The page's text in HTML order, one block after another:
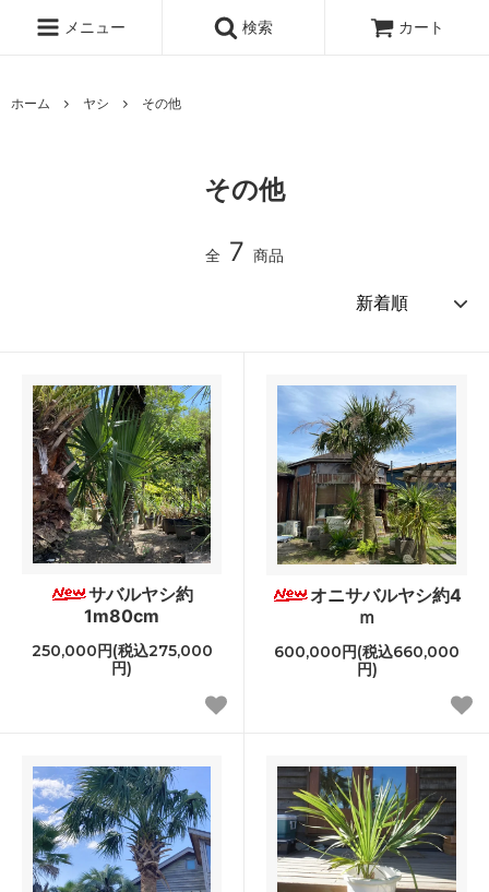
メニュー 検索 カート
ホーム ヤシ その他
その他
全 7 商品
サバルヤシ約
1m80cm
250,000円(税込275,000
円)
オニサバルヤシ約4
ｍ
600,000円(税込660,000
円)